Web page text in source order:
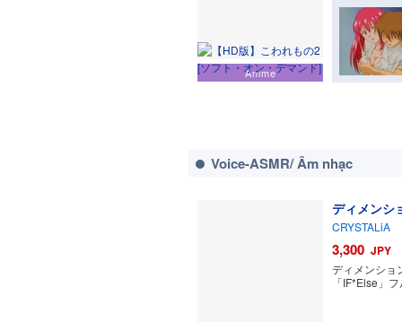
Anime
Voice-ASMR/ Âm nhạc
ディメンシ
CRYSTALiA
3,300 JPY
ディメンショ
「IF*Else」